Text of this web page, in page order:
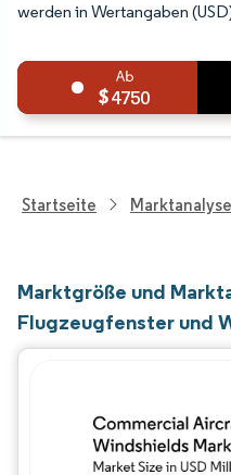
werden in Wertangaben
4750
Startseite Marktanalyse
Marktgröße und
Flugzeugfenster und